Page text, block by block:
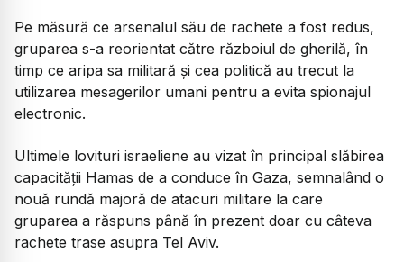
Pe măsură ce arsenalul său de rachete a fost redus,
gruparea s-a reorientat către războiul de gherilă, în
timp ce aripa sa militară și cea politică au trecut la
utilizarea mesagerilor umani pentru a evita spionajul
electronic.
Ultimele lovituri israeliene au vizat în principal slăbirea
capacității Hamas de a conduce în Gaza, semnalând o
nouă rundă majoră de atacuri militare la care
gruparea a răspuns până în prezent doar cu câteva
rachete trase asupra Tel Aviv.